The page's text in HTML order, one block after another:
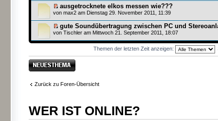
ausgetrocknete elkos messen wie???
von max2 am Dienstag 29. November 2011, 11:39
gute Soundübertragung zwischen PC und
von Tischler am Mittwoch 21. September 2011, 18:07
Themen der letzten Zeit anzeigen:
Neues Thema
erstellen
Zurück zu Foren-Übersicht
WER IST ONLINE?